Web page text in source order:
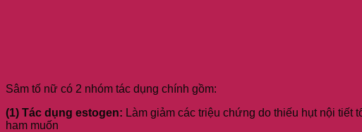
Sâm tố nữ có 2 nhóm tác dụng chính gồm:
(1) Tác dụng estogen: Làm giảm các triệu chứng do thiếu hụt nội tiết
ham muốn